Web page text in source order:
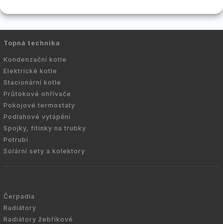
Topná technika
Kondenzační kotle
Elektrické kotle
Stacionární kotle
Průtokové ohřívače
Pokojové termostaty
Podlahové vytápění
Spojky, fitinky na trubky
Potrubí
Solární sety a kolektory
Čerpadla
Radiátory
Radiátory žebříkové